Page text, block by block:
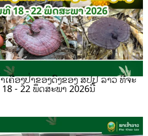
ເຄື່ອງປ່າຂອງດົງຂອງ ສປປ ລາວ ທີ່ຈະ
- 22 ພຶດສະພາ 2026ນີ້